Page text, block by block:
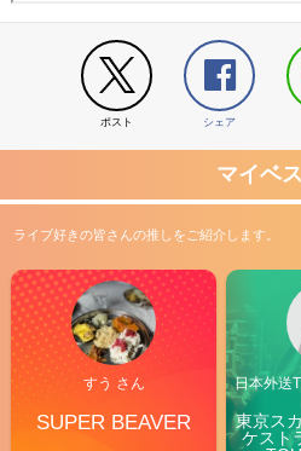
ポスト シェア
マイベ
ライブ好きの皆さんの推しをご紹介します。
すう さん
SUPER BEAVER
日本外送
東京ス
ケスト